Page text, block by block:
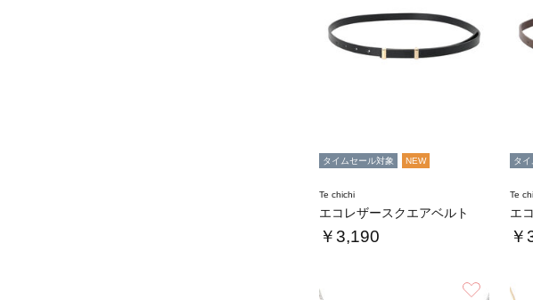
タイムセール対象 NEW
Te chichi
エコレザースクエアベルト
￥3,190
タ
Te
エ
￥
お気に入り